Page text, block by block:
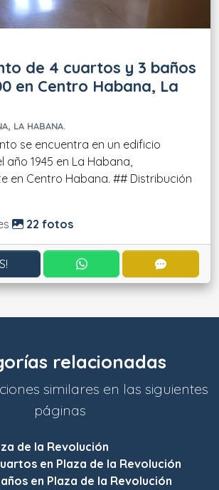
de 4 cuartos y 3 baños
en Centro Habana, La
LA HABANA.
se encuentra en un edificio
año 1945 en La Habana,
en Centro Habana. ## Distribución
22 fotos
CONTACTAR POR
relacionadas
similares en las siguientes
páginas
de la Revolución
en Plaza de la Revolución
en Plaza de la Revolución